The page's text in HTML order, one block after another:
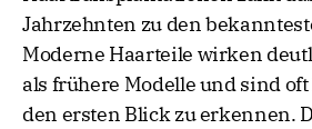
Jahrzehnten zu den
Moderne Haarteile wirken
als frühere Modelle und sind
den ersten Blick zu erkennen.